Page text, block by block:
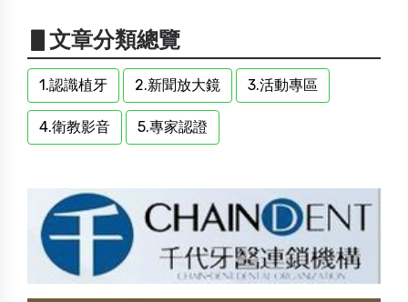
▋文章分類總覽
1.認識植牙 2.新聞放大鏡 3.活動專區
4.衛教影音 5.專家認證